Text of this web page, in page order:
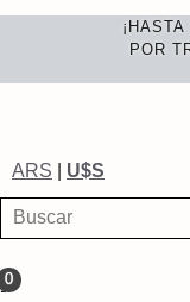
POR
ARS
U$S